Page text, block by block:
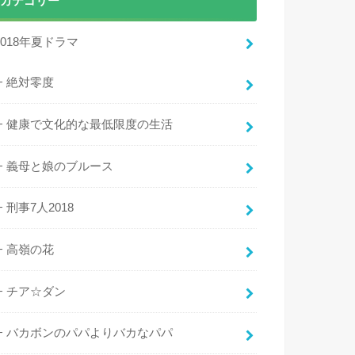
年夏ドラマ
絶対零度
健康で文化的な最低限度の生活
義母と娘のブルース
刑事7人2018
高嶺の花
チア☆ダン
バカボンのパパよりバカなパパ